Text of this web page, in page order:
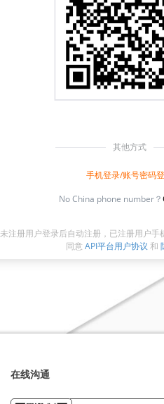
其他方式
手机登录/账号密码
No China phone number？
未注册用户登录后自动注册，已注册用户手
同意 API平台用户协议 和
在线沟通